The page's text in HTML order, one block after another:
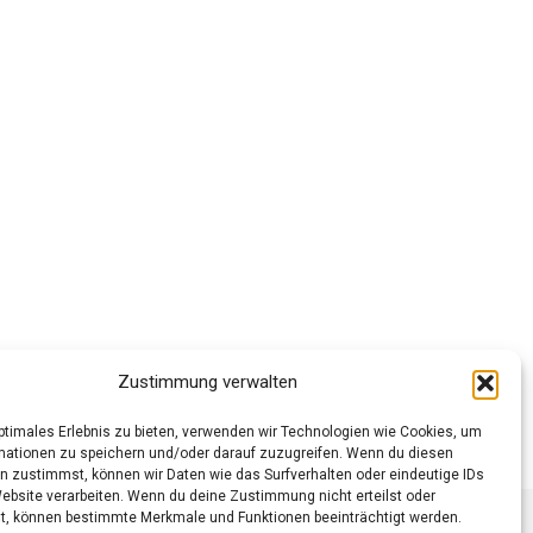
Zustimmung verwalten
Erlebnis zu bieten, verwenden wir Technologien wie Cookies, um
zu speichern und/oder darauf zuzugreifen. Wenn du diesen
zustimmst, können wir Daten wie das Surfverhalten oder eindeutige IDs
verarbeiten. Wenn du deine Zustimmung nicht erteilst oder
können bestimmte Merkmale und Funktionen beeinträchtigt werden.
(EU)